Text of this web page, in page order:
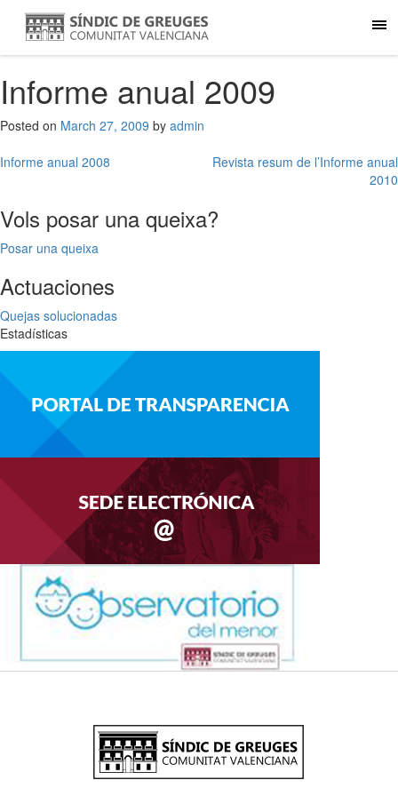
Informe anual 2009
Posted on March 27, 2009 by admin
Post
Informe anual 2008
Revista resum de l’Informe anual
2010
Vols posar una queixa?
Posar una queixa
Actuaciones
Quejas solucionadas
Estadísticas